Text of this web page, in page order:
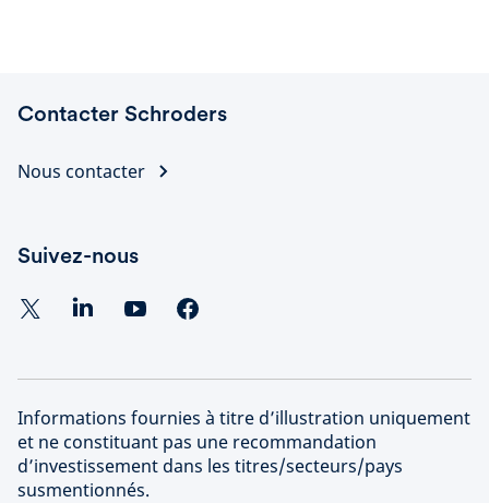
Contacter Schroders
Nous contacter
Suivez-nous
Informations fournies à titre d’illustration uniquement
et ne constituant pas une recommandation
d’investissement dans les titres/secteurs/pays
susmentionnés.